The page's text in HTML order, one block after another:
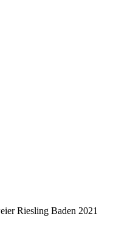
Riesling Baden 2021